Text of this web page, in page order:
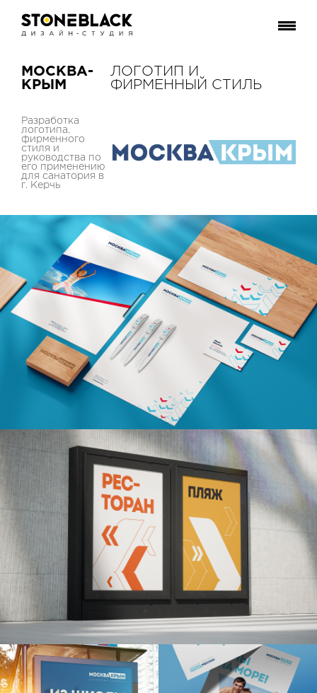
МОСКВА-
КРЫМ
ЛОГОТИП И
ФИРМЕННЫЙ СТИЛЬ
Разработка
логотипа,
фирменного
стиля и
руководства по
его применению
для санатория в
г. Керчь